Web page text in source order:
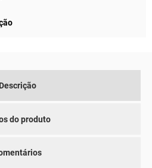
Descrição
do produto